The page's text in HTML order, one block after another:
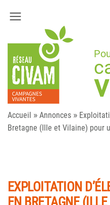
Accueil » Annonces »
Bretagne (Ille et Vilaine) pour
EXPLOITATION
EN BRETAGNE